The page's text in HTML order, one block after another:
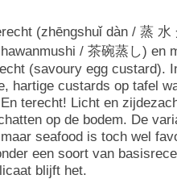
(zhēngshuǐ dàn / 蒸
/ 茶碗蒸し) en
(savoury egg custard).
hartige custards op tafel
terecht! Licht en
op de bodem. De
seafood is toch wel
een soort van
blijft het.